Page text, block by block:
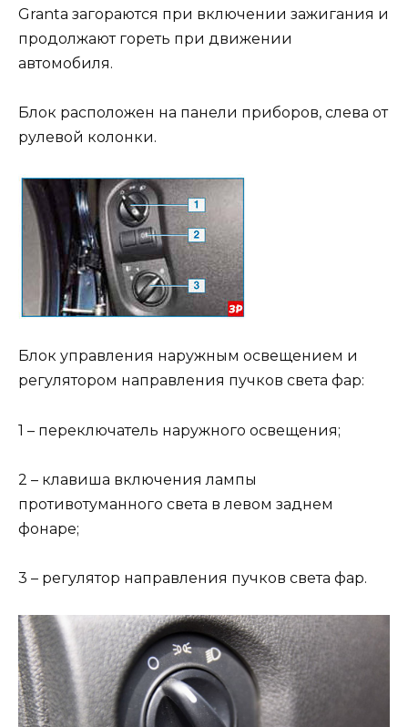
Granta​ загораются при включении зажигания и
продолжают гореть при движении
автомобиля.
Блок расположен на панели приборов, слева от
рулевой колонки.
Блок управления наружным освещением и
регулятором направления пучков света фар:
1 – переключатель наружного освещения;
2 – клавиша включения лампы
противотуманного света в левом заднем
фонаре;
3 – регулятор направления пучков света фар.